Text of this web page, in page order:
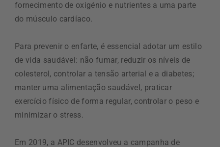
fornecimento de oxigénio e nutrientes a uma parte
do músculo cardíaco.
Para prevenir o enfarte, é essencial adotar um estilo
de vida saudável: não fumar, reduzir os níveis de
colesterol, controlar a tensão arterial e a diabetes;
manter uma alimentação saudável, praticar
exercício físico de forma regular, controlar o peso e
minimizar o stress.
Em 2019, a APIC desenvolveu a campanha de